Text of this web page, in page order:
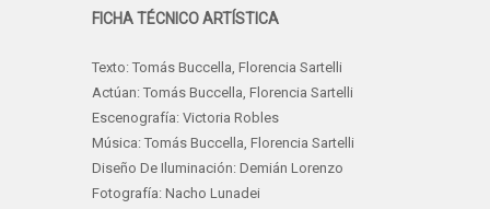
FICHA TÉCNICO ARTÍSTICA
Texto: Tomás Buccella, Florencia Sartelli
Actúan: Tomás Buccella, Florencia Sartelli
Escenografía: Victoria Robles
Música: Tomás Buccella, Florencia Sartelli
Diseño De Iluminación: Demián Lorenzo
Fotografía: Nacho Lunadei